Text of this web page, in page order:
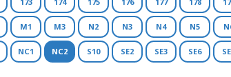
M1 M3 N2 N3 N4 N5
NC1 NC2 S10 SE2 SE3 SE6